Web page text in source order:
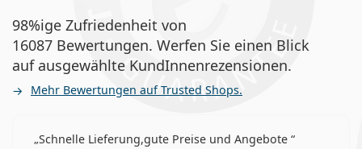
98%ige Zufriedenheit von
16087 Bewertungen. Werfen Sie einen Blick
auf ausgewählte KundInnenrezensionen.
Mehr Bewertungen auf Trusted Shops.
Schnelle Lieferung,gute Preise und Angebote